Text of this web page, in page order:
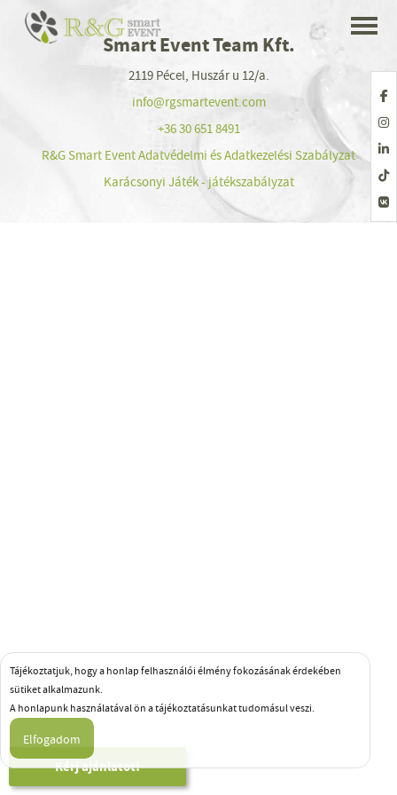
Kérj ajánlatot!
Tájékoztatjuk, hogy a honlap felhasználói élmény fokozásának érdekében
sütiket alkalmazunk.
A honlapunk használatával ön a tájékoztatásunkat tudomásul veszi.
Smart Event Team Kft.
2119 Pécel, Huszár u 12/a.
info@rgsmartevent.com
+36 30 651 8491
R&G Smart Event Adatvédelmi és Adatkezelési Szabályzat
Karácsonyi Játék - játékszabályzat